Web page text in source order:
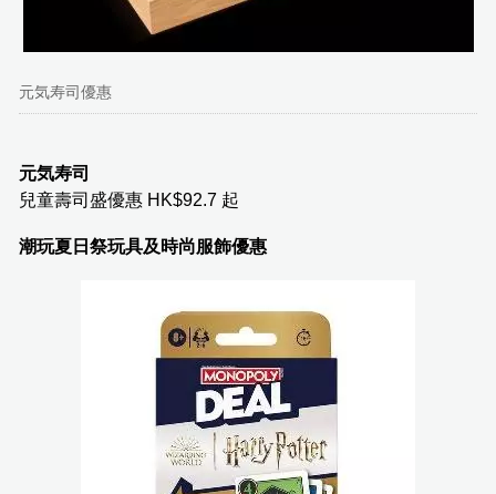
元気寿司優惠
元気寿司
兒童壽司盛優惠 HK$92.7 起
潮玩夏日祭玩具及時尚服飾優惠